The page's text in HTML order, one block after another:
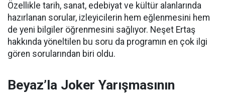
Özellikle tarih, sanat, edebiyat ve kültür alanlarında
hazırlanan sorular, izleyicilerin hem eğlenmesini hem
de yeni bilgiler öğrenmesini sağlıyor. Neşet Ertaş
hakkında yöneltilen bu soru da programın en çok ilgi
gören sorularından biri oldu.
Beyaz’la Joker Yarışmasının